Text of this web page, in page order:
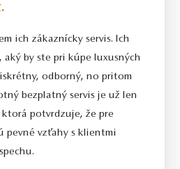
ich zákaznícky servis. Ich
aký by ste pri kúpe luxusných
odborný, no pritom
bezplatný servis je už len
potvrdzuje, že pre
pevné vzťahy s klientmi